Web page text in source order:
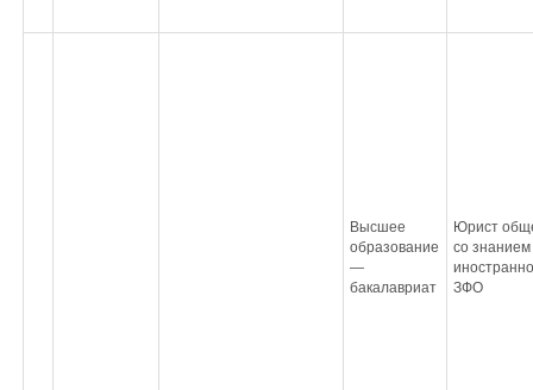
Высшее
образование
—
бакалавриат
Юрист
со знанием
ЗФО